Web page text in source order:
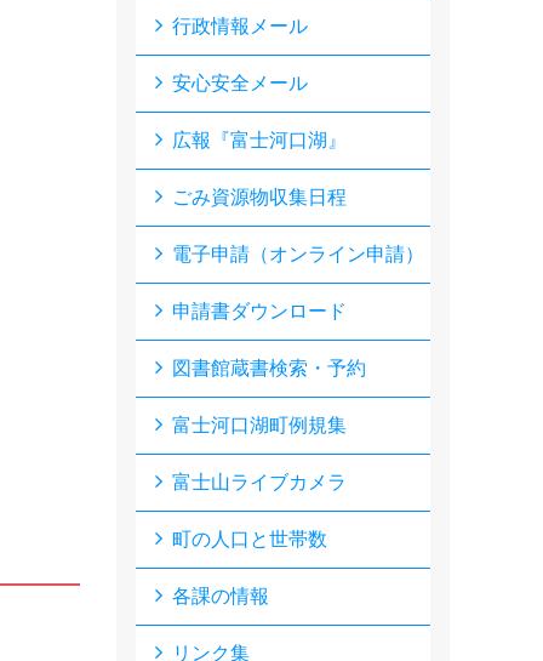
行政情報メール
安心安全メール
広報『富士河口湖』
ごみ資源物収集日程
電子申請（オンライン申請）
申請書ダウンロード
図書館蔵書検索・予約
富士河口湖町例規集
富士山ライブカメラ
町の人口と世帯数
各課の情報
リンク集